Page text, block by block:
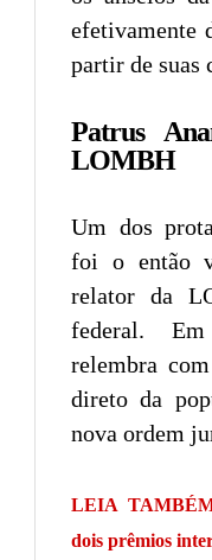
efetivamente
partir de suas
Patrus
LOMBH
Um dos
foi o então
relator da
federal.
relembra
direto da
nova ordem
LEIA
dois prêmios